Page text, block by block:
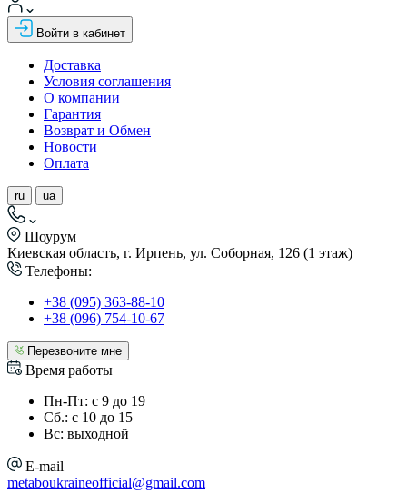
Войти в кабинет
Доставка
Условия соглашения
О компании
Гарантия
Возврат и Обмен
Новости
Оплата
ru ua
Шоурум
Киевская область, г. Ирпень, ул. Соборная, 126 (1 этаж)
Телефоны:
+38 (095) 363-88-10
+38 (096) 754-10-67
Перезвоните мне
Время работы
Пн-Пт: с 9 до 19
Сб.: с 10 до 15
Вс: выходной
E-mail
metaboukraineofficial@gmail.com